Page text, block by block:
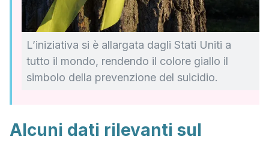
L’iniziativa si è allargata dagli Stati Uniti a
tutto il mondo, rendendo il colore giallo il
simbolo della prevenzione del suicidio.
Alcuni dati rilevanti sul